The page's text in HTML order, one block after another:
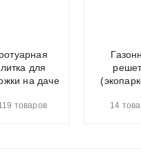
Очень высокая
для
на даче
товаров 14